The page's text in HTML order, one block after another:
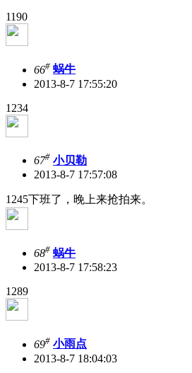
1190
66# 蜗牛
2013-8-7 17:55:20
1234
67# 小贝勒
2013-8-7 17:57:08
1245下班了，晚上来抢拍来。
68# 蜗牛
2013-8-7 17:58:23
1289
69# 小雨点
2013-8-7 18:04:03